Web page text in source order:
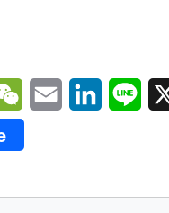
WeChatEmail LinkedInLine